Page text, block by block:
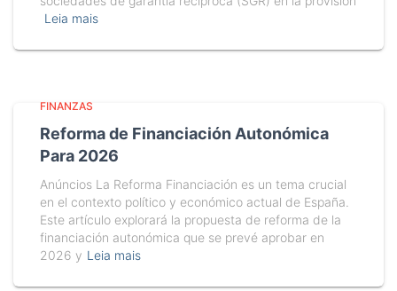
Leia mais
FINANZAS
Reforma de Financiación Autonómica
Para 2026
Anúncios La Reforma Financiación es un tema crucial
en el contexto político y económico actual de España.
Este artículo explorará la propuesta de reforma de la
financiación autonómica que se prevé aprobar en
2026 y Leia mais